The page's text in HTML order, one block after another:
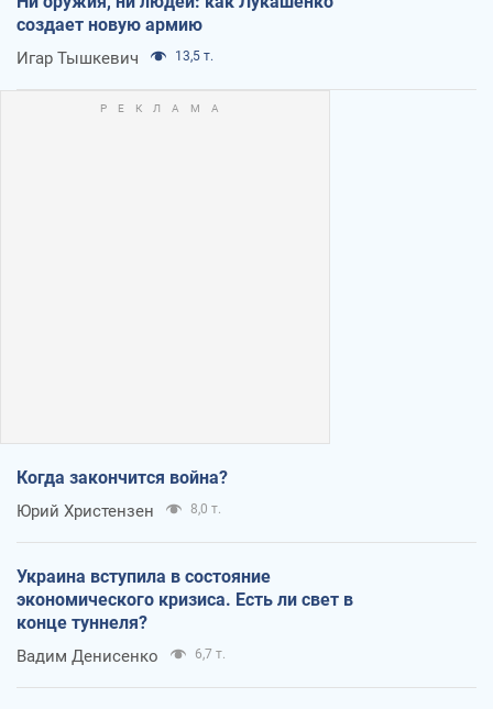
создает новую армию
Игар Тышкевич 13,5 т.
Когда закончится война?
Юрий Христензен 8,0 т.
Украина вступила в состояние
экономического кризиса. Есть ли свет в
конце туннеля?
Вадим Денисенко 6,7 т.